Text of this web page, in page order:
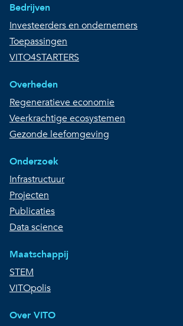
Bedrijven
Investeerders en ondernemers
Toepassingen
VITO4STARTERS
Overheden
Regeneratieve economie
Veerkrachtige ecosystemen
Gezonde leefomgeving
Onderzoek
Infrastructuur
Projecten
Publicaties
Data science
Maatschappij
STEM
VITOpolis
Over VITO